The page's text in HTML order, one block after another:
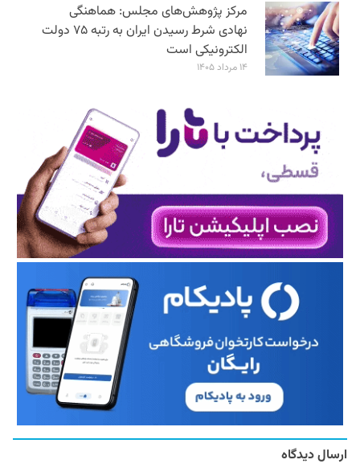
مرکز پژوهش‌های مجلس: هماهنگی
نهادی شرط رسیدن ایران به رتبه ۷۵ دولت
الکترونیکی است
۱۴ مرداد ۱۴۰۵
ارسال دیدگاه